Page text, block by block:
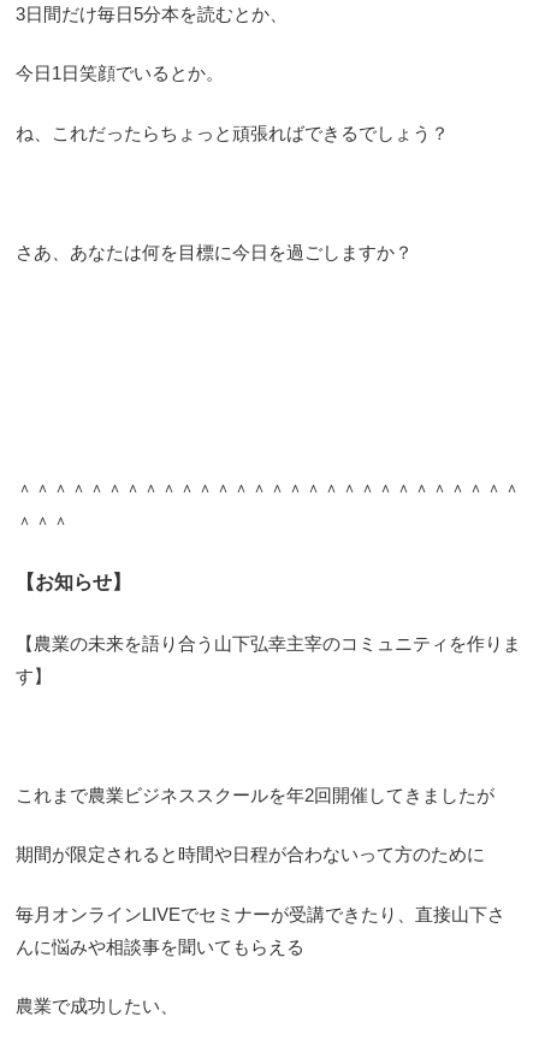
3日間だけ毎日5分本を読むとか、
今日1日笑顔でいるとか。
ね、これだったらちょっと頑張ればできるでしょう？
さあ、あなたは何を目標に今日を過ごしますか？
＾＾＾＾＾＾＾＾＾＾＾＾＾＾＾＾＾＾＾＾＾＾＾＾＾＾＾＾
＾＾＾
【お知らせ】
【農業の未来を語り合う山下弘幸主宰のコミュニティを作りま
す】
これまで農業ビジネススクールを年2回開催してきましたが
期間が限定されると時間や日程が合わないって方のために
毎月オンラインLIVEでセミナーが受講できたり、直接山下さ
んに悩みや相談事を聞いてもらえる
農業で成功したい、